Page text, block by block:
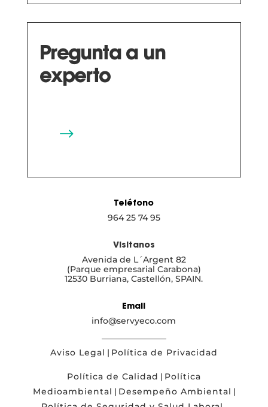
Pregunta a un
experto
$
Teléfono
964 25 74 95
Visitanos
Avenida de L´Argent 82
(Parque empresarial Carabona)
12530 Burriana, Castellón, SPAIN.
Email
info@servyeco.com
Aviso Legal | Política de Privacidad
Política de Calidad | Política
Medioambiental | Desempeño Ambiental |